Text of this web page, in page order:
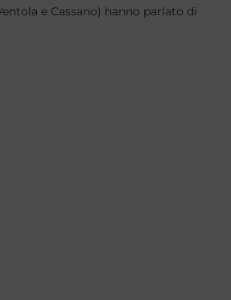
e Cassano) hanno parlato di